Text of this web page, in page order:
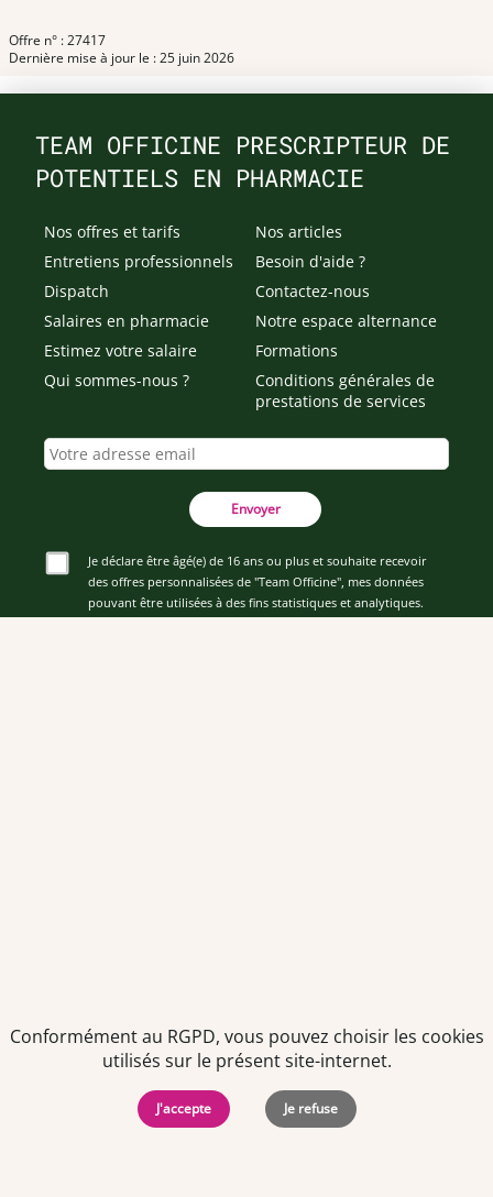
Offre n° : 27417
Dernière mise à jour le : 25 juin 2026
TEAM OFFICINE PRESCRIPTEUR DE
POTENTIELS EN PHARMACIE
Nos offres et tarifs
Entretiens professionnels
Dispatch
Salaires en pharmacie
Estimez votre salaire
Qui sommes-nous ?
Nos articles
Besoin d'aide ?
Contactez-nous
Notre espace alternance
Formations
Conditions générales de
prestations de services
Envoyer
Je déclare être âgé(e) de 16 ans ou plus et souhaite recevoir
des offres personnalisées de "Team Officine", mes données
pouvant être utilisées à des fins statistiques et analytiques.
données
personnelles
Officine. Tous droits
réservés.
cookies
Conformément au RGPD, vous pouvez choisir les cookies
utilisés sur le présent site-internet.
J'accepte Je refuse